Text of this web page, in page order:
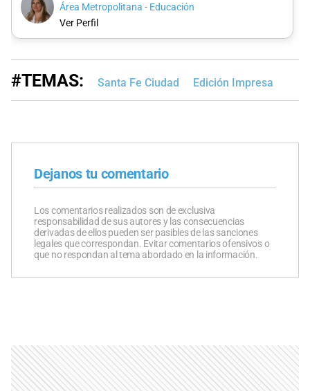
Área Metropolitana - Educación
Ver Perfil
#TEMAS: Santa Fe Ciudad Edición Impresa
Dejanos tu comentario
Los comentarios realizados son de exclusiva
responsabilidad de sus autores y las consecuencias
derivadas de ellos pueden ser pasibles de las sanciones
legales que correspondan. Evitar comentarios ofensivos o
que no respondan al tema abordado en la información.